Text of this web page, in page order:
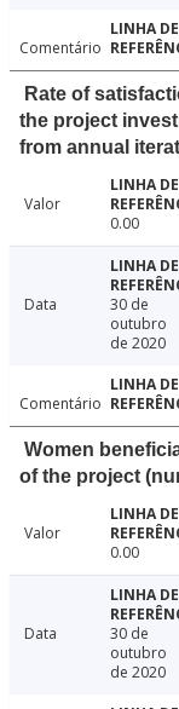
Comentário
Rate of
the project
from annual
Valor
0.00
Data
30 de
outubro
de 2020
Comentário
Women
of the project
Valor
0.00
Data
30 de
outubro
de 2020